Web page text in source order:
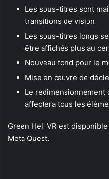
Les sous-titres sont
transitions de vision
Les sous-titres longs
être affichés plus au
Nouveau fond pour le
Mise en œuvre de
Le redimensionnement
affectera tous les
Green Hell VR est
Meta Quest.